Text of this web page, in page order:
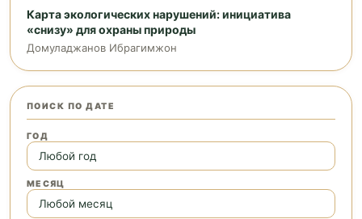
Карта экологических нарушений: инициатива
«снизу» для охраны природы
Домуладжанов Ибрагимжон
ПОИСК ПО ДАТЕ
ГОД
МЕСЯЦ